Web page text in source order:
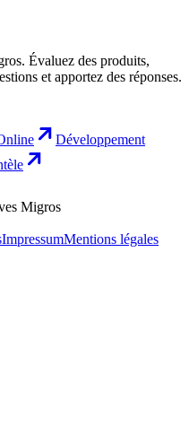
Évaluez des produits,
et apportez des réponses.
Développement
Migros
ImpressumMentions légales